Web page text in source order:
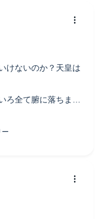
けないのか？天皇は
ろ全て腑に落ちまし